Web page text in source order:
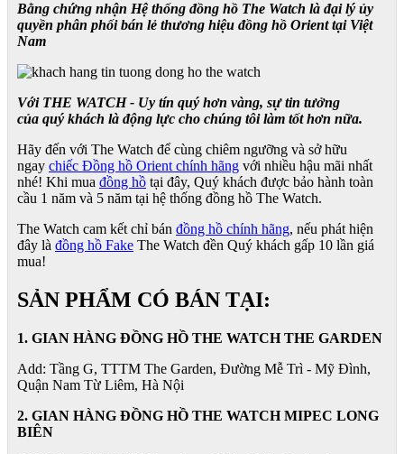
Bằng chứng nhận Hệ thống đồng hồ The Watch là đại lý ủy
quyền phân phối bán lẻ thương hiệu đồng hồ Orient tại Việt
Nam
Với THE WATCH - Uy tín quý hơn vàng, sự tin tưởng
của quý khách là động lực cho chúng tôi làm tốt hơn nữa.
Hãy đến với The Watch để cùng chiêm ngưỡng và sở hữu
ngay chiếc Đồng hồ Orient chính hãng với nhiều hậu mãi nhất
nhé! Khi mua đồng hồ tại đây, Quý khách được bảo hành toàn
cầu 1 năm và 5 năm tại hệ thống đồng hồ The Watch.
The Watch cam kết chỉ bán đồng hồ chính hãng, nếu phát hiện
đây là đồng hồ Fake The Watch đền Quý khách gấp 10 lần giá
mua!
SẢN PHẨM CÓ BÁN TẠI:
1. GIAN HÀNG ĐỒNG HỒ THE WATCH THE GARDEN
Add: Tầng G, TTTM The Garden, Đường Mễ Trì - Mỹ Đình,
Quận Nam Từ Liêm, Hà Nội
2. GIAN HÀNG ĐỒNG HỒ THE WATCHMIPEC LONG
BIÊN